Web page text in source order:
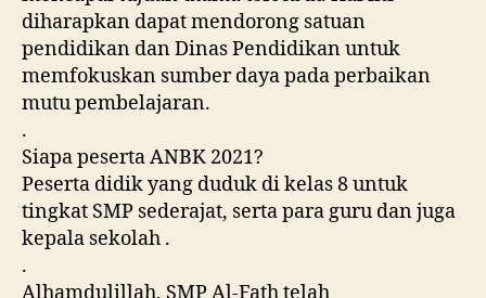
diharapkan dapat mendorong satuan
pendidikan dan Dinas Pendidikan untuk
memfokuskan sumber daya pada perbaikan
mutu pembelajaran.
.
Siapa peserta ANBK 2021?
Peserta didik yang duduk di kelas 8 untuk
tingkat SMP sederajat, serta para guru dan juga
kepala sekolah .
.
Alhamdulillah, SMP Al-Fath telah